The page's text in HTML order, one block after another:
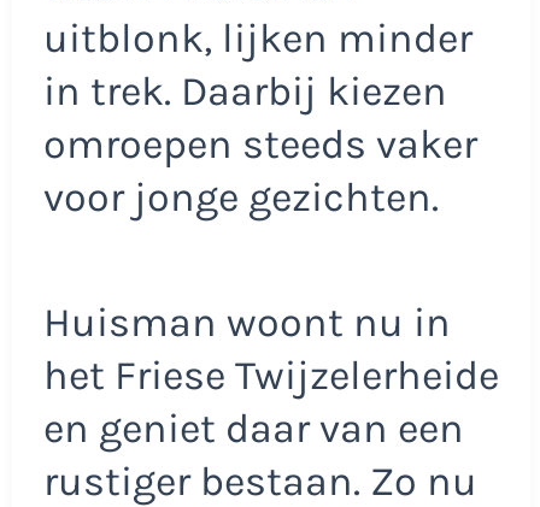
uitblonk, lijken minder
in trek. Daarbij kiezen
omroepen steeds vaker
voor jonge gezichten.
Huisman woont nu in
het Friese Twijzelerheide
en geniet daar van een
rustiger bestaan. Zo nu